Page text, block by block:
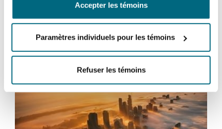
Accepter les témoins
Paramètres individuels pour les témoins
Refuser les témoins
Vous pourriez être intéressé
par...